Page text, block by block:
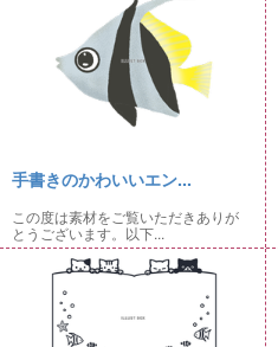
手書きのかわいいエン...
この度は素材をご覧いただきありが
とうございます。以下...